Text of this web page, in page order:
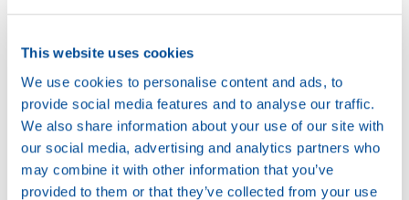
This website uses cookies
We use cookies to personalise content and ads, to
provide social media features and to analyse our traffic.
We also share information about your use of our site with
our social media, advertising and analytics partners who
may combine it with other information that you’ve
provided to them or that they’ve collected from your use
20L
TURBINE POWER
32